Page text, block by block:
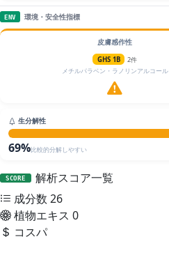
ENV 環境・安全性指標
皮膚感作性
GHS 1B
2件
メチルパラベン・ラノリンアルコール
生分解性
69%比較的分解しやすい
SCORE
解析スコア一覧
成分数 26
植物エキス 0
コスパ